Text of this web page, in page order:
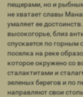
пещерами, но и
не хватает славы
умаляет ее
высокогорье, близ
спускается по
поселка на реке
которое окружено со
сталактитами и
зеленых берегов и по
направляют свои